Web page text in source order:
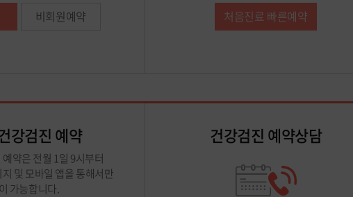
비회원예약 처음진료 빠른예약
강검진 예약
약은 전월 1일 9시부터
및 모바일 앱을 통해서만
가능합니다.
건강검진 예약상담